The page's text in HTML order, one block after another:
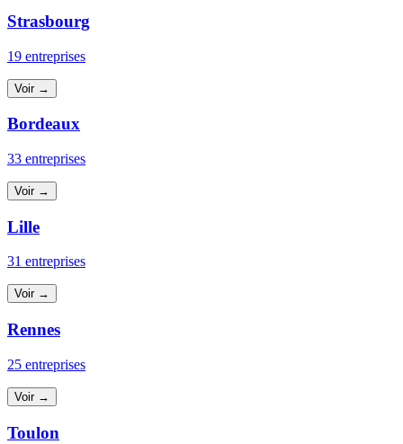
Strasbourg
19 entreprises
Voir →
Bordeaux
33 entreprises
Voir →
Lille
31 entreprises
Voir →
Rennes
25 entreprises
Voir →
Toulon